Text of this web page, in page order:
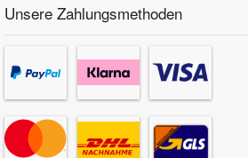
Unsere Zahlungsmethoden